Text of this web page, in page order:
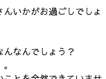
いかがお過ごしでしょ
なんでしょう？